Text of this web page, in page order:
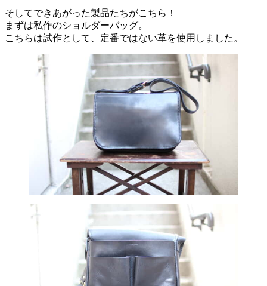
そしてできあがった製品たちがこちら！
まずは私作のショルダーバッグ。
こちらは試作として、定番ではない革を使用しました。